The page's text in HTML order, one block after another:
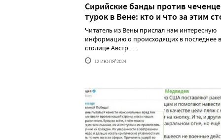
Сирийские банды против
турок в Вене: кто и что за этим
Читатель из Вены прислал нам интересную
информацию о происходящих в последнее
столице Австр......
12 ИЮЛЯ'2024